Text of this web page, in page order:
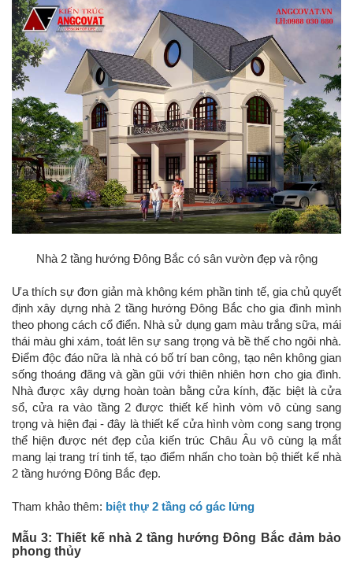
Nhà 2 tầng hướng Đông Bắc có sân vườn đẹp và rộng
Ưa thích sự đơn giản mà không kém phần tinh tế, gia chủ quyết
định xây dựng nhà 2 tầng hướng Đông Bắc cho gia đình mình
theo phong cách cổ điển. Nhà sử dụng gam màu trắng sữa, mái
thái màu ghi xám, toát lên sự sang trọng và bề thế cho ngôi nhà.
Điểm độc đáo nữa là nhà có bố trí ban công, tạo nên không gian
sống thoáng đãng và gần gũi với thiên nhiên hơn cho gia đình.
Nhà được xây dựng hoàn toàn bằng cửa kính, đặc biệt là cửa
sổ, cửa ra vào tầng 2 được thiết kế hình vòm vô cùng sang
trọng và hiện đại - đây là thiết kế cửa hình vòm cong sang trọng
thể hiện được nét đẹp của kiến trúc Châu Âu vô cùng lạ mắt
mang lại trang trí tinh tế, tạo điểm nhấn cho toàn bộ thiết kế nhà
2 tầng hướng Đông Bắc đẹp.
Tham khảo thêm: biệt thự 2 tầng có gác lửng
Mẫu 3: Thiết kế nhà 2 tầng hướng Đông Bắc đảm bảo
phong thủy